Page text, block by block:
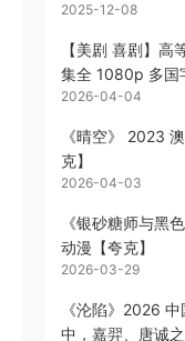
2025-12-08
【美剧 喜剧】
集全 1080p 多国
2026-04-04
《晴空》 2023
克】
2026-04-03
《银砂糖师与黑
动漫【夸克】
2026-03-29
《沦陷》2026
中，嘉羿、唐诚